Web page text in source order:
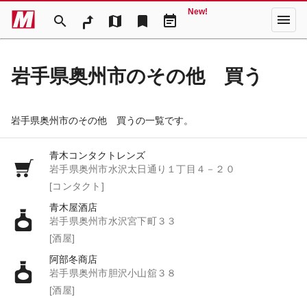
search map bookmark event_note
New! menu
岩手県奥州市のその他 買う
岩手県奥州市のその他 買うの一覧です。
青木コンタクトレンズ
岩手県奥州市水沢太日通り１丁目４－２０
[コンタクト]
青木屋酒店
岩手県奥州市水沢宮下町３３
[酒屋]
阿部冬商店
岩手県奥州市胆沢小山舘３８
[酒屋]